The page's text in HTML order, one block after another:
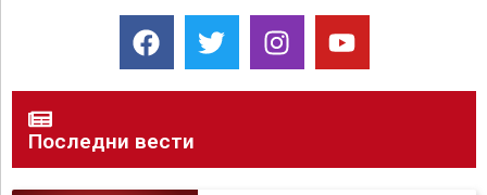
Последни вести